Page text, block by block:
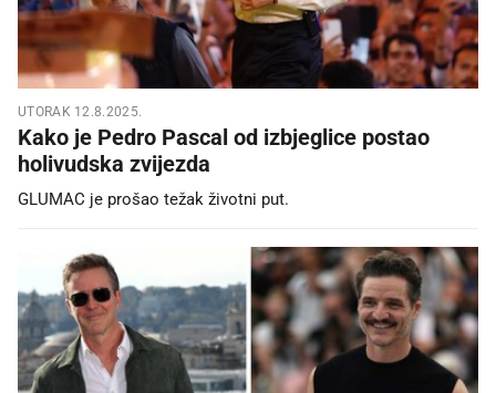
UTORAK 12.8.2025.
Kako je Pedro Pascal od izbjeglice postao
holivudska zvijezda
GLUMAC je prošao težak životni put.